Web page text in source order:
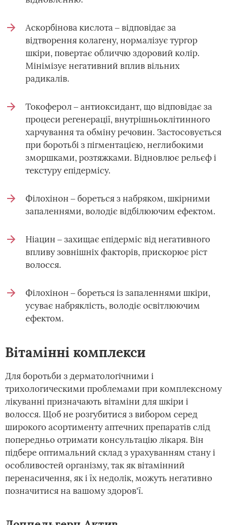
Аскорбінова кислота ‒ відповідає за
відтворення колагену, нормалізує тургор
шкіри, повертає обличчю здоровий колір.
Мінімізує негативний вплив вільних
радикалів.
Токоферол ‒ антиоксидант, що відповідає за
процеси регенерації, внутрішньоклітинного
харчування та обміну речовин. Застосовується
при боротьбі з пігментацією, неглибокими
зморшками, розтяжками. Відновлює рельєф і
текстуру епідермісу.
Філохінон ‒ бореться з набряком, шкірними
запаленнями, володіє відбілюючим ефектом.
Ніацин ‒ захищає епідерміс від негативного
впливу зовнішніх факторів, прискорює ріст
волосся.
Філохінон ‒ бореться із запаленнями шкіри,
усуває набряклість, володіє освітлюючим
ефектом.
Вітамінні комплекси
Для боротьби з дерматологічними і
трихологическими проблемами при комплексному
лікуванні призначають вітаміни для шкіри і
волосся. Щоб не розгубитися з вибором серед
широкого асортименту аптечних препаратів слід
попередньо отримати консультацію лікаря. Він
підбере оптимальний склад з урахуванням стану і
особливостей організму, так як вітамінний
перенасичення, як і їх недолік, можуть негативно
позначитися на вашому здоров'ї.